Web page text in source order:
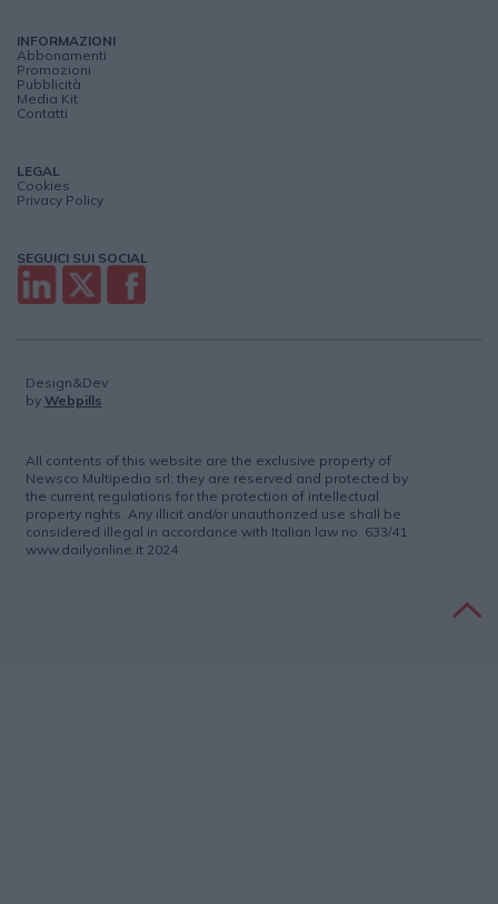
INFORMAZIONI
Abbonamenti
Promozioni
Pubblicità
Media Kit
Contatti
LEGAL
Cookies
Privacy Policy
SEGUICI SUI SOCIAL
Design&Dev
by Webpills
All contents of this website are the exclusive property of
Newsco Multipedia srl; they are reserved and protected by
the current regulations for the protection of intellectual
property rights. Any illicit and/or unauthorized use shall be
considered illegal in accordance with Italian law no. 633/41.
www.dailyonline.it 2024